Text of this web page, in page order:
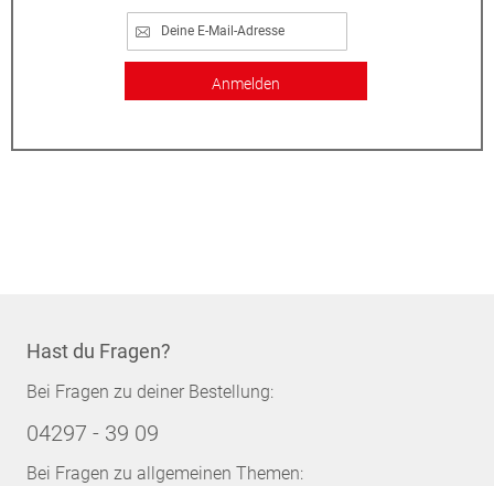
Anmelden
Hast du Fragen?
Bei Fragen zu deiner Bestellung:
04297 - 39 09
Bei Fragen zu allgemeinen Themen: